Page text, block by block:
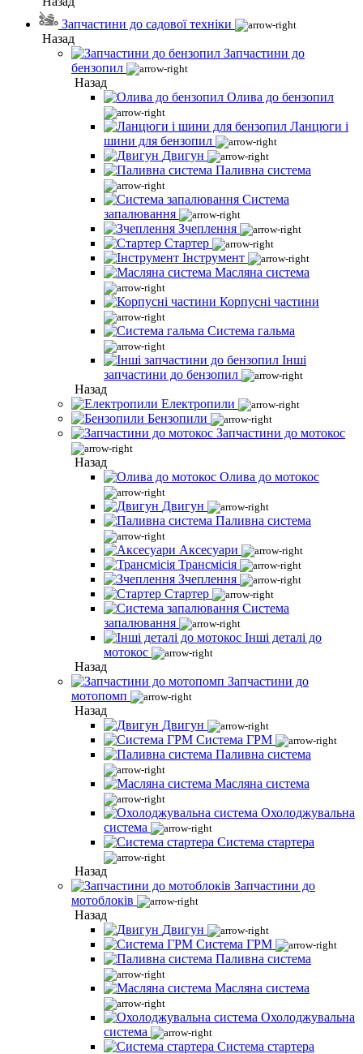
Запчастини до садової техніки
Назад
Запчастини до
бензопил
Назад
Олива до бензопил
Ланцюги і
шини для бензопил
Двигун
Паливна система
Система
запалювання
Зчеплення
Стартер
Інструмент
Масляна система
Корпусні частини
Система гальма
Інші
запчастини до бензопил
Назад
Електропили
Бензопили
Запчастини до мотокос
Назад
Олива до мотокос
Двигун
Паливна система
Аксесуари
Трансмісія
Зчеплення
Стартер
Система
запалювання
Інші деталі до
мотокос
Назад
Запчастини до
мотопомп
Назад
Двигун
Система ГРМ
Паливна система
Масляна система
Охолоджувальна
система
Система стартера
Назад
Запчастини до
мотоблоків
Назад
Двигун
Система ГРМ
Паливна система
Масляна система
Охолоджувальна
система
Система стартера